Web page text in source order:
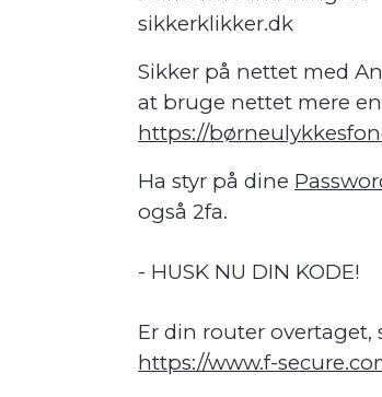
sikkerklikker.dk
Sikker på nettet med
at bruge nettet mere
https://
Ha styr på dine
også 2fa.
- HUSK NU DIN KODE!
Er din router overtaget,
https://www.f-